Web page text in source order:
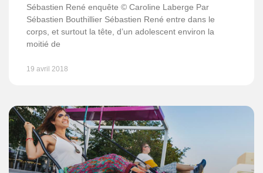
Sébastien René enquête © Caroline Laberge Par
Sébastien Bouthillier Sébastien René entre dans le
corps, et surtout la tête, d’un adolescent environ la
moitié de
19 avril 2018